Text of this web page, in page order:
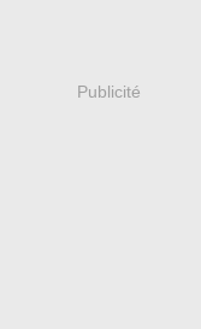
Publicité